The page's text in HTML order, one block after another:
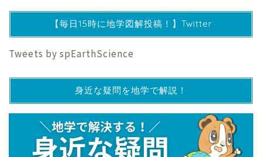
【毎日15時に地学図解投稿！】Twitter
Tweets by spEarthScience
身近な疑問を地学で解説！